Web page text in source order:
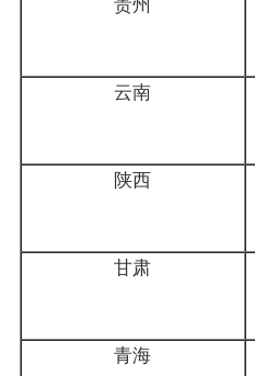
云南
陕西
甘肃
青海